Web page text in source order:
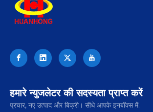
हमारे न्युजलेटर की सदस्यता प्राप्त करें
प्रचार, नए उत्पाद और बिक्री। सीधे आपके इनबॉक्स में.